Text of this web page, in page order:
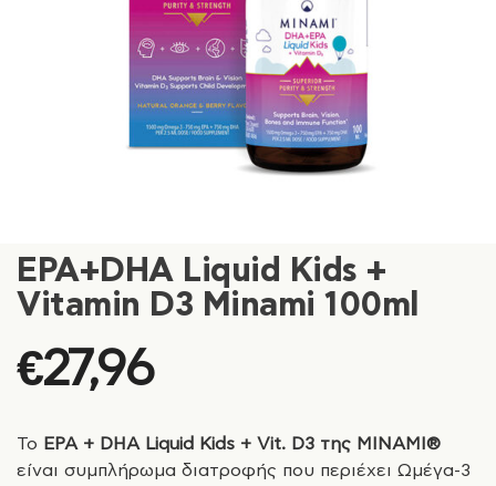
EPA+DHA Liquid Kids +
Vitamin D3 Minami 100ml
€27,96
Το EPA + DHA Liquid Kids + Vit. D3 της ΜΙΝΑΜΙ®
είναι συμπλήρωμα διατροφής που περιέχει Ωμέγα-3